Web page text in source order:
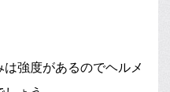
強度があるのでヘルメ